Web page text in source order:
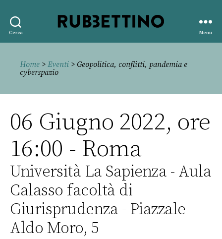
Cerca
editore
Menu
Home > Eventi > Geopolitica, conflitti, pandemia e
cyberspazio
06 Giugno 2022, ore
16:00 - Roma
Università La Sapienza - Aula
Calasso facoltà di
Giurisprudenza - Piazzale
Aldo Moro, 5